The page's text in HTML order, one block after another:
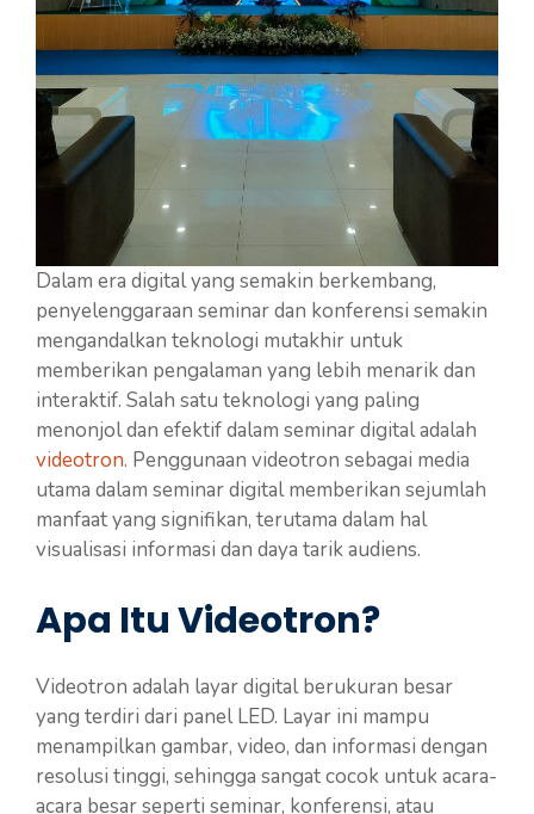
Dalam era digital yang semakin berkembang,
penyelenggaraan seminar dan konferensi semakin
mengandalkan teknologi mutakhir untuk
memberikan pengalaman yang lebih menarik dan
interaktif. Salah satu teknologi yang paling
menonjol dan efektif dalam seminar digital adalah
videotron. Penggunaan videotron sebagai media
utama dalam seminar digital memberikan sejumlah
manfaat yang signifikan, terutama dalam hal
visualisasi informasi dan daya tarik audiens.
Apa Itu Videotron?
Videotron adalah layar digital berukuran besar
yang terdiri dari panel LED. Layar ini mampu
menampilkan gambar, video, dan informasi dengan
resolusi tinggi, sehingga sangat cocok untuk acara-
acara besar seperti seminar, konferensi, atau